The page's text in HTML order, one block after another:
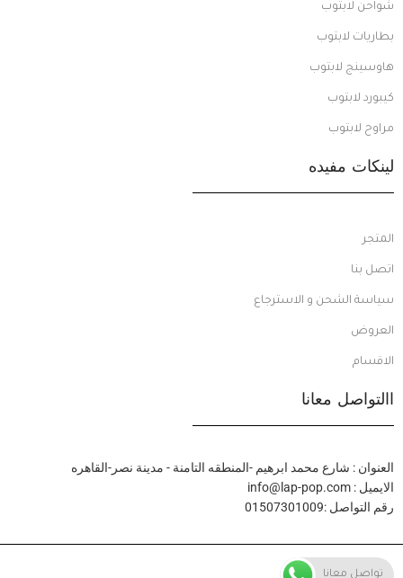
شواحن لابتوب
بطاريات لابتوب
هاوسينج لابتوب
كيبورد لابتوب
مراوح لابتوب
لينكات مفيده
المتجر
اتصل بنا
سياسة الشحن و الاسترجاع
العروض
الاقسام
االتواصل معانا
العنوان : شارع محمد ابرهيم -المنطقه التامنة - مدينة نصر-القاهره
الايميل : info@lap-pop.com
رقم التواصل :01507301009
تواصل معانا